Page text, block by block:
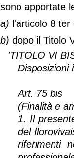
sono apportate
a) l'articolo 8
b) dopo il Titolo
'TITOLO VI
Disposizioni
Art. 75 bis
(Finalità e
1. Il
del
riferimenti